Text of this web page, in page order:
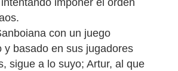
imponer el orden
con un juego
y basado en sus jugadores
sigue a lo suyo; Artur, al que